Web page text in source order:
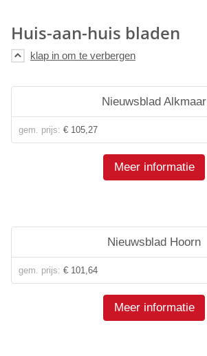
Huis-aan-huis bladen
Nieuwsblad Alkmaar
gem. prijs: € 105,27
Meer informatie
Nieuwsblad Hoorn
gem. prijs: € 101,64
Meer informatie